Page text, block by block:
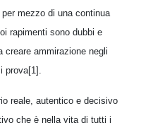
mezzo di una continua
rapimenti sono dubbi e
creare ammirazione negli
prova[1].
reale, autentico e decisivo
che è nella vita di tutti i